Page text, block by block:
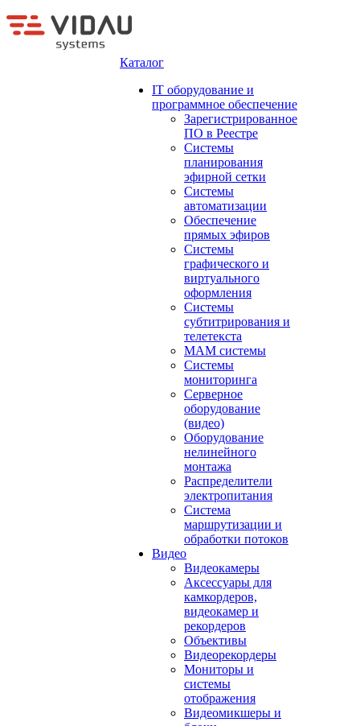
Каталог
IT оборудование и
программное обеспечение
Зарегистрированное
ПО в Реестре
Системы
планирования
эфирной сетки
Системы
автоматизации
Обеспечение
прямых эфиров
Системы
графического и
виртуального
оформления
Системы
субтитрирования и
телетекста
MAM системы
Системы
мониторинга
Серверное
оборудование
(видео)
Оборудование
нелинейного
монтажа
Распределители
электропитания
Система
маршрутизации и
обработки потоков
Видео
Видеокамеры
Аксессуары для
камкордеров,
видеокамер и
рекордеров
Объективы
Видеорекордеры
Мониторы и
системы
отображения
Видеомикшеры и